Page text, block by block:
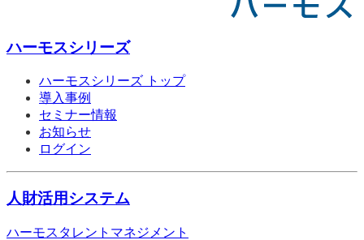
ハーモスシリーズ
ハーモスシリーズ トップ
導入事例
セミナー情報
お知らせ
ログイン
人財活用システム
ハーモスタレントマネジメント